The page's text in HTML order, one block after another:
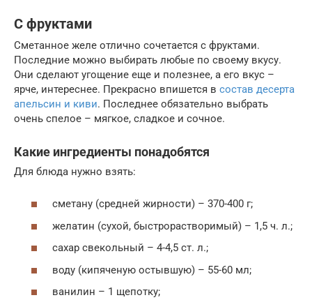
С фруктами
Сметанное желе отлично сочетается с фруктами.
Последние можно выбирать любые по своему вкусу.
Они сделают угощение еще и полезнее, а его вкус –
ярче, интереснее. Прекрасно впишется в состав десерта
апельсин и киви. Последнее обязательно выбрать
очень спелое – мягкое, сладкое и сочное.
Какие ингредиенты понадобятся
Для блюда нужно взять:
сметану (средней жирности) – 370-400 г;
желатин (сухой, быстрорастворимый) – 1,5 ч. л.;
сахар свекольный – 4-4,5 ст. л.;
воду (кипяченую остывшую) – 55-60 мл;
ванилин – 1 щепотку;